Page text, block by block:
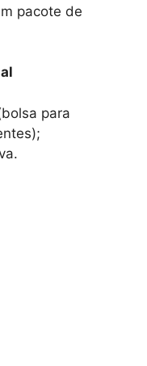
pacote de
para